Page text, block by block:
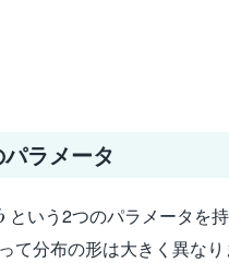
ラメータ
という2つのパラメータを
て分布の形は大きく異なり